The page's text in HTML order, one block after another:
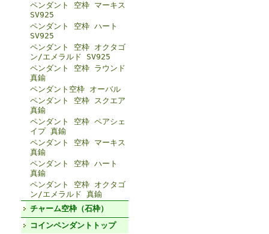
ペンダント 空枠 マーキス
SV925
ペンダント 空枠 ハート
SV925
ペンダント 空枠 オクタゴ
ン/エメラルド SV925
ペンダント 空枠 ラウンド
真鍮
ペンダント空枠 オーバル
ペンダント 空枠 スクエア
真鍮
ペンダント 空枠 ペアシェ
イプ 真鍮
ペンダント 空枠 マーキス
真鍮
ペンダント 空枠 ハート
真鍮
ペンダント 空枠 オクタゴ
ン/エメラルド 真鍮
チャーム空枠（石枠）
コインペンダントトップ